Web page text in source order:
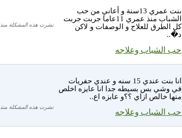
بنت عمري 13سنة و أعاني من حب
الشباب منذ عمري 11عاما جربت جربت
كل الطرق للعلاج و الوصفات و لاكن
د�..
حب الشباب وعلاجه
نشرت هذه المشكلة منذ 6 سنة
انا بنت عندي 15 سنه و عندي حفريات
في وشي بس بسيطه جدا انا عايزه اخلص
منها خالص ازاي ؟؟و عابزه اع..
حب الشباب وعلاجه
نشرت هذه المشكلة منذ 7 سنة